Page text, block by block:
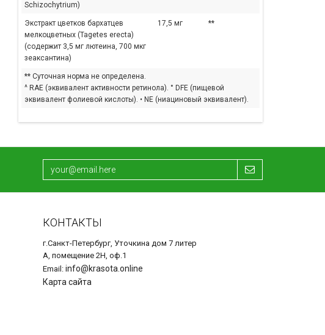
Schizochytrium)
Экстракт цветков бархатцев
мелкоцветных (Tagetes erecta)
(содержит 3,5 мг лютеина, 700 мкг
зеаксантина)
17,5 мг **
** Суточная норма не определена.
^ RAE (эквивалент активности ретинола). ° DFE (пищевой
эквивалент фолиевой кислоты). • NE (ниациновый эквивалент).
КОНТАКТЫ
г.Санкт-Петербург, Уточкина дом 7 литер
А, помещение 2Н, оф.1
Email: info@krasota.online
Карта сайта